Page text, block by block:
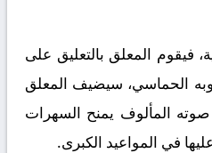
فيقوم المعلق بالتعليق على
الحماسي، سيضيف المعلق
صوته المألوف يمنح السهرات
في المواعيد الكبرى.